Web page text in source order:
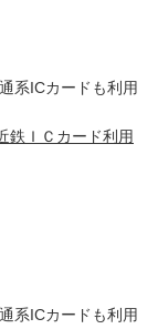
ICカードも利用
鉄ＩＣカード利用
ICカードも利用